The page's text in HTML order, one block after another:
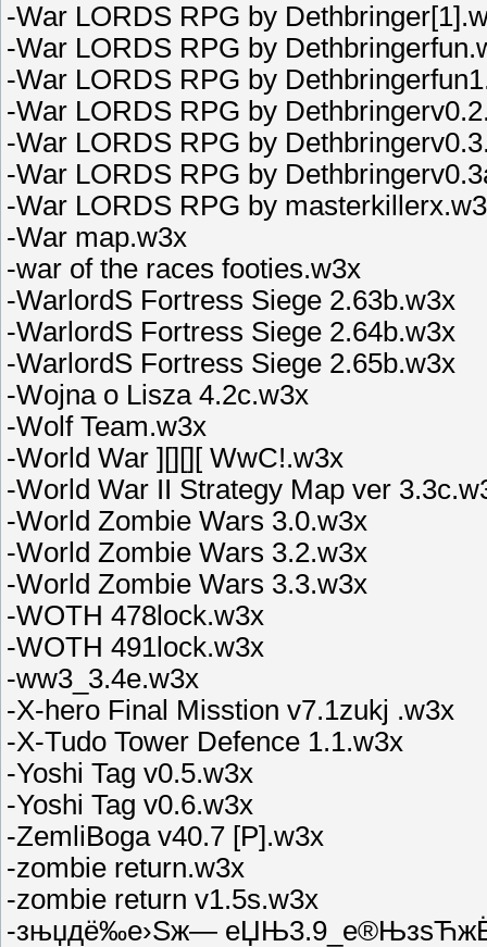
-War LORDS RPG by
-War LORDS RPG by
-War LORDS RPG by
-War LORDS RPG by
-War LORDS RPG by
-War LORDS RPG by
-War LORDS RPG by
-War map.w3x
-war of the races footies.w3x
-WarlordS Fortress Siege 2.63b.w3x
-WarlordS Fortress Siege 2.64b.w3x
-WarlordS Fortress Siege 2.65b.w3x
-Wojna o Lisza 4.2c.w3x
-Wolf Team.w3x
-World War ][][][ WwC!.w3x
-World War II Strategy Map ver
-World Zombie Wars 3.0.w3x
-World Zombie Wars 3.2.w3x
-World Zombie Wars 3.3.w3x
-WOTH 478lock.w3x
-WOTH 491lock.w3x
-ww3_3.4e.w3x
-X-hero Final Misstion v7.1zukj .w3x
-X-Tudo Tower Defence 1.1.w3x
-Yoshi Tag v0.5.w3x
-Yoshi Tag v0.6.w3x
-ZemliBoga v40.7 [P].w3x
-zombie return.w3x
-zombie return v1.5s.w3x
-зњџдё‰е›Ѕж—